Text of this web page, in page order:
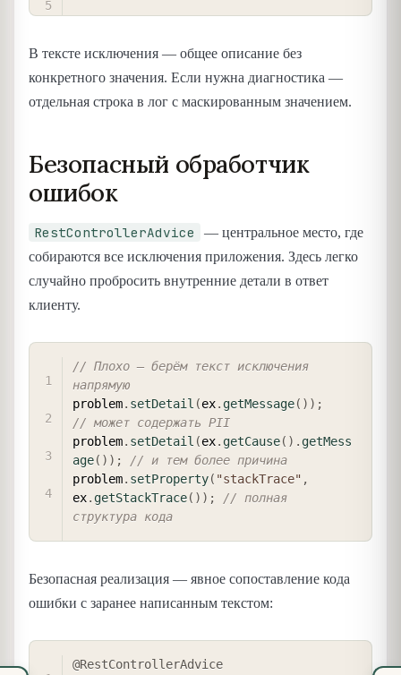
В тексте исключения — общее описание без
конкретного значения. Если нужна диагностика —
отдельная строка в лог с маскированным значением.
Безопасный обработчик
ошибок
RestControllerAdvice
— центральное место, где
собираются все исключения приложения. Здесь легко
случайно пробросить внутренние детали в ответ
клиенту.
// Плохо — берём текст исключения
напрямую
problem. setDetail (ex. getMessage( ) ) ;
// может содержать PII
problem. setDetail (ex. getCause( ) . getMess
age( ) ) ;
// и тем более причина
problem. setProperty( "stackTrace" ,
ex. getStackTrace( ) ) ;
// полная
структура кода
Безопасная реализация — явное сопоставление кода
ошибки с заранее написанным текстом:
@RestControllerAdvice